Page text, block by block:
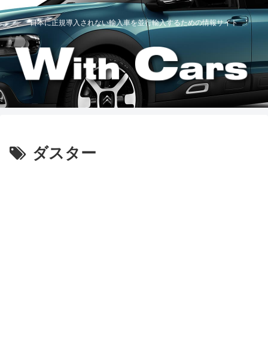
日本に正規導入されない輸入車を並行輸入するための情報サイト
ダスター